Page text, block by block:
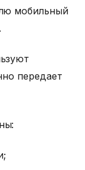
мобильный
передает